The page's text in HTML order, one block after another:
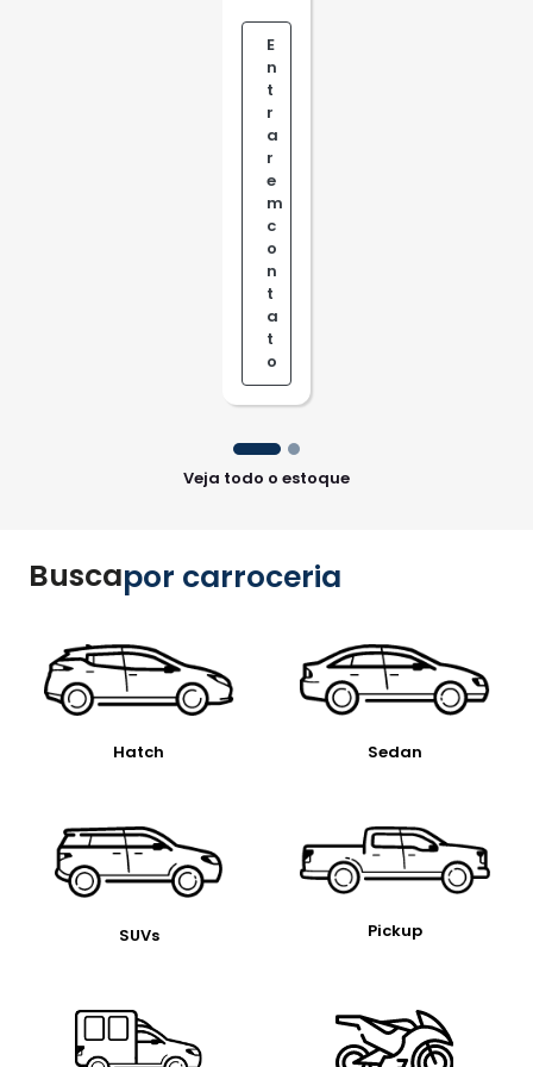
E
n
t
r
a
r
e
m
c
o
n
t
a
t
o
Veja todo o estoque
Buscapor carroceria
Hatch Sedan
SUVs Pickup